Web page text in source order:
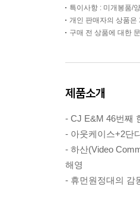
특이사항 : 미개봉품/
개인 판매자의 상품은
구매 전 상품에 대한
제품소개
- CJ E&M 46번째
- 아웃케이스+2단
- 하산(Video
해영
- 휴먼원정대의 감